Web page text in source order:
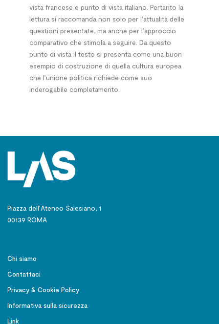
vista francese e punto di vista italiano. Pertanto la
lettura si raccomanda non solo per l’attualità delle
questioni presentate, ma anche per l’approccio
comparativo che stimola a seguire. Da questo
punto di vista il testo si presenta come una buon
esempio di costruzione di quella cultura europea
che l’unione politica richiede come suo
inderogabile completamento.
Piazza dell’Ateneo Salesiano, 1
00139 ROMA
Chi siamo
Contattaci
Privacy & Cookie Policy
Informativa sulla sicurezza
Link